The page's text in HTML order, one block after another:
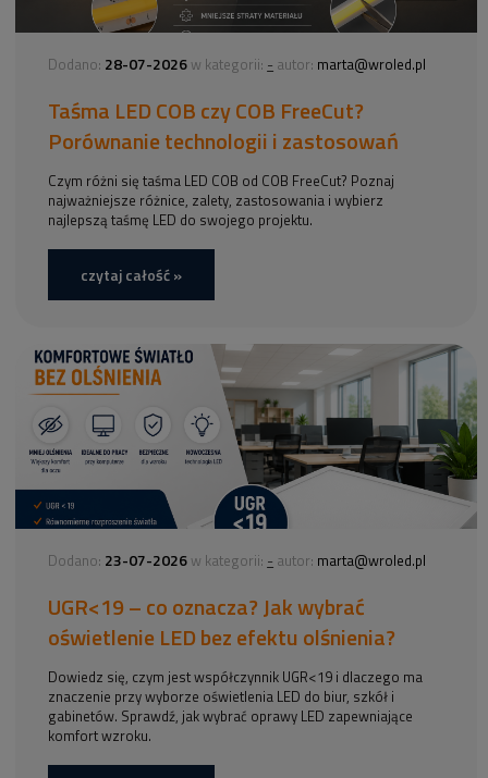
Dodano: 28-07-2026 w kategorii: - autor: marta@wroled.pl
Taśma LED COB czy COB FreeCut?
Porównanie technologii i zastosowań
Czym różni się taśma LED COB od COB FreeCut? Poznaj
najważniejsze różnice, zalety, zastosowania i wybierz
najlepszą taśmę LED do swojego projektu.
czytaj całość »
Dodano: 23-07-2026 w kategorii: - autor: marta@wroled.pl
UGR<19 – co oznacza? Jak wybrać
oświetlenie LED bez efektu olśnienia?
Dowiedz się, czym jest współczynnik UGR<19 i dlaczego ma
znaczenie przy wyborze oświetlenia LED do biur, szkół i
gabinetów. Sprawdź, jak wybrać oprawy LED zapewniające
komfort wzroku.